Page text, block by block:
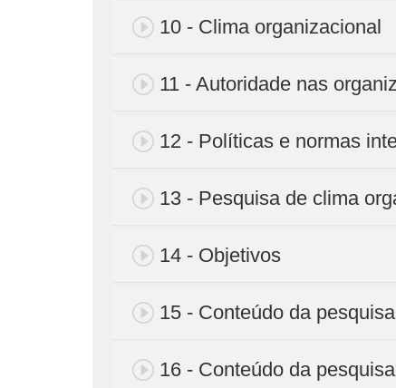
10 - Clima organizacional
11 - Autoridade nas
12 - Políticas e normas
13 - Pesquisa de clima
14 - Objetivos
15 - Conteúdo da
16 - Conteúdo da